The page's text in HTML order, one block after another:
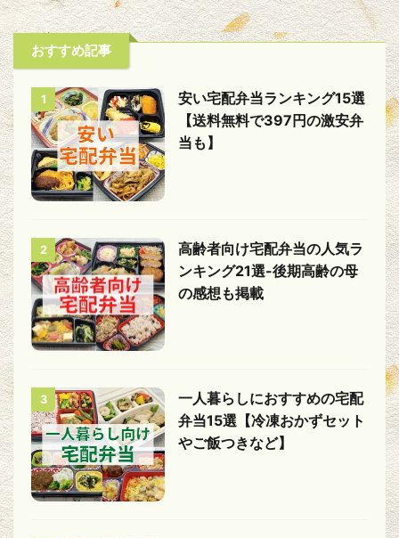
おすすめ記事
1
安い宅配弁当ランキング15選
【送料無料で397円の激安弁
当も】
2
高齢者向け宅配弁当の人気ラ
ンキング21選-後期高齢の母
の感想も掲載
3
一人暮らしにおすすめの宅配
弁当15選【冷凍おかずセット
やご飯つきなど】